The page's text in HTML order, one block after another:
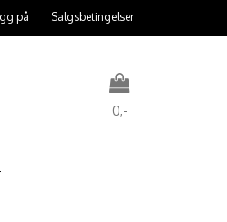
på Salgsbetingelser
0,-